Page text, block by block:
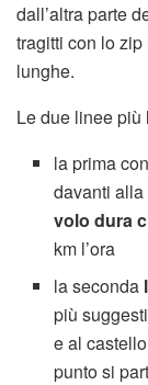
dall’altra parte
tragitti con lo
lunghe.
Le due linee più
la prima
davanti
volo dura
km l’ora
la seconda
più
e al
punto si